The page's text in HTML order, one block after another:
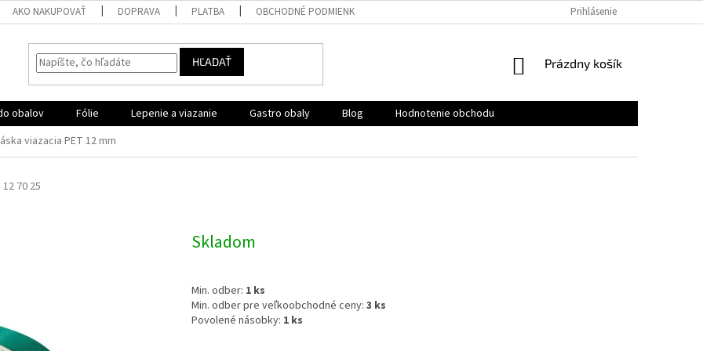
AKO NAKUPOVAŤ DOPRAVA PLATBA OBCHODNÉ PODMIENKY PODMIENKY OCHRANY OSOBNÝCH ÚDAJOV KONTAKTY
Prihlásenie
HĽADAŤ
NÁKUPNÝ
Prázdny košík
obalov Fólie Lepenie a viazanie Gastro obaly Blog
Hodnotenie obchodu
viazacia PET 12 mm
12 70 25
Skladom
Min. odber: 1 ks
Min. odber pre veľkoobchodné ceny: 3 ks
Povolené násobky: 1 ks